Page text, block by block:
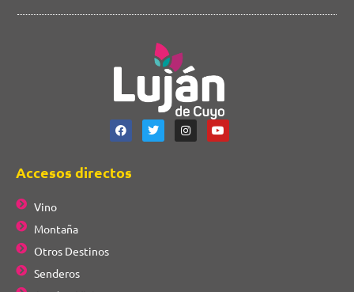
Accesos directos
Vino
Montaña
Otros Destinos
Senderos